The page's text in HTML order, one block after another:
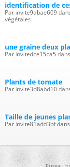
identification de
Par invite9abae609
végétales
une graine deux
Par invitedce15ca5
Plants de tomate
Par invite3d8abd10
Taille de jeunes
Par invite81add3bf